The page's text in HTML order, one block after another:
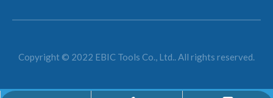
Copyright © 2022 EBIC Tools Co., Ltd.. All rights reserved.